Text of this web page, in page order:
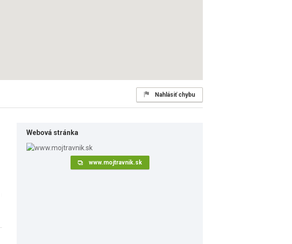
Nahlásiť chybu
Webová stránka
www.mojtravnik.sk